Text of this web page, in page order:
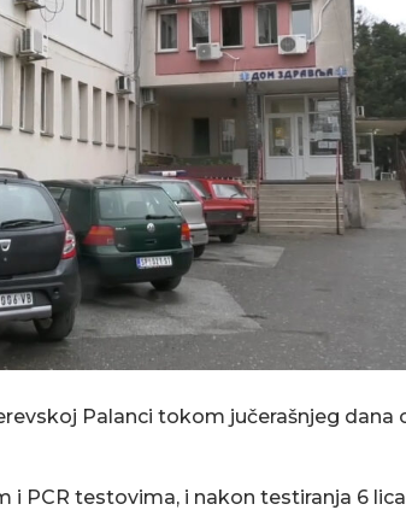
Palanci tokom jučerašnjeg dana
i PCR testovima, i nakon testiranja 6